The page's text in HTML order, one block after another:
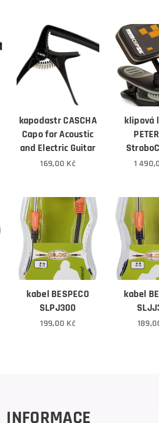
kapodastr CASCHA
Capo for Acoustic
and Electric Guitar
169,00 Kč
klipová
1
kabel BESPECO
SLPJ300
199,00 Kč
kabel
INFORMACE